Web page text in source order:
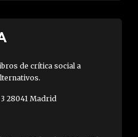
de crítica social a
28041 Madrid